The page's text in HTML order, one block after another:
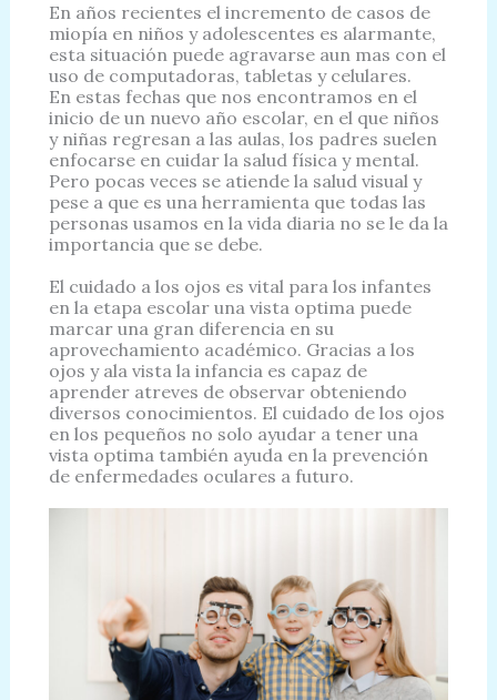
En años recientes el incremento de casos de
miopía en niños y adolescentes es alarmante,
esta situación puede agravarse aun mas con el
uso de computadoras, tabletas y celulares.
En estas fechas que nos encontramos en el
inicio de un nuevo año escolar, en el que niños
y niñas regresan a las aulas, los padres suelen
enfocarse en cuidar la salud física y mental.
Pero pocas veces se atiende la salud visual y
pese a que es una herramienta que todas las
personas usamos en la vida diaria no se le da la
importancia que se debe.
El cuidado a los ojos es vital para los infantes
en la etapa escolar una vista optima puede
marcar una gran diferencia en su
aprovechamiento académico. Gracias a los
ojos y ala vista la infancia es capaz de
aprender atreves de observar obteniendo
diversos conocimientos. El cuidado de los ojos
en los pequeños no solo ayudar a tener una
vista optima también ayuda en la prevención
de enfermedades oculares a futuro.